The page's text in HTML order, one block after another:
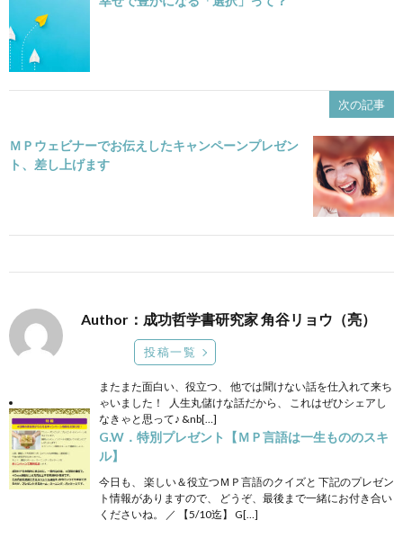
次の記事
ＭＰウェビナーでお伝えしたキャンペーンプレゼン
ト、差し上げます
Author：成功哲学書研究家 角谷リョウ（亮）
投稿一覧
またまた面白い、役立つ、 他では聞けない話を仕入れて来ち
ゃいました！ 人生丸儲けな話だから、 これはぜひシェアし
なきゃと思って♪ &nb[…]
G.W．特別プレゼント【ＭＰ言語は一生もののスキ
ル】
今日も、 楽しい＆役立つＭＰ言語のクイズと 下記のプレゼン
ト情報がありますので、 どうぞ、最後まで一緒にお付き合い
くださいね。 ／ 【5/10迄】 G[…]